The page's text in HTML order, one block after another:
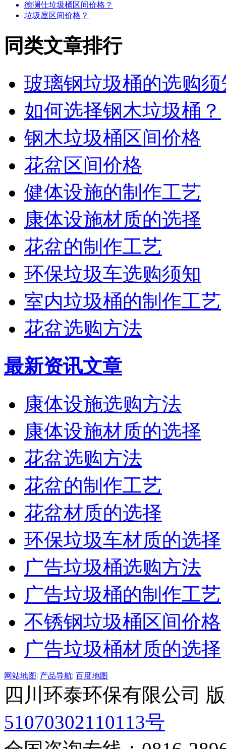
德澜仕垃圾桶区间价格？
垃圾屋区间价格？
同类文章排行
玻璃钢垃圾桶的选购须
如何选择钢木垃圾桶？
钢木垃圾桶区间价格
花盆区间价格
健体设施的制作工艺
康体设施材质的选择
花盆的制作工艺
环保垃圾车选购须知
室内垃圾桶的制作工艺
花盆选购方法
最新资讯文章
康体设施选购方法
康体设施材质的选择
花盆选购方法
花盆的制作工艺
花盆材质的选择
环保垃圾车材质的选择
广告垃圾桶选购方法
广告垃圾桶的制作工艺
不锈钢垃圾桶区间价格
广告垃圾桶材质的选择
网站地图 产品导航 百度地图
四川环泰环保有限公司
51070302110113号